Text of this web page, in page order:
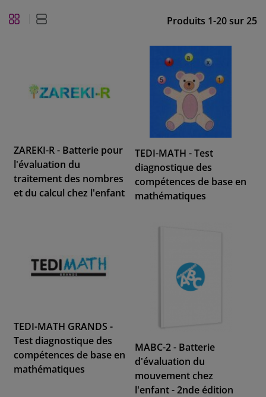
Produits 1-20sur25
ZAREKI-R - Batterie pour
l'évaluation du
traitement des nombres
et du calcul chez l'enfant
TEDI-MATH - Test
diagnostique des
compétences de base en
mathématiques
TEDI-MATH GRANDS -
Test diagnostique des
compétences de base en
mathématiques
MABC-2 - Batterie
d'évaluation du
mouvement chez
l'enfant - 2nde édition